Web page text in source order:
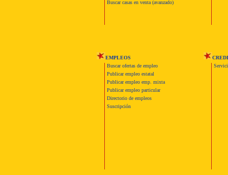
Buscar casas en venta (avanzado)
EMPLEOS
Buscar ofertas de empleo
Publicar empleo estatal
Publicar empleo emp. mixta
Publicar empleo particular
Directorio de empleos
Suscripción